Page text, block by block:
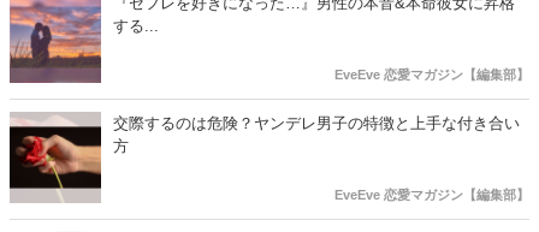
する...
EveEve 恋愛マガジン【編集部】
交際するのは危険？ヤンデレ男子の特徴と上手な付き合い
方
EveEve 恋愛マガジン【編集部】